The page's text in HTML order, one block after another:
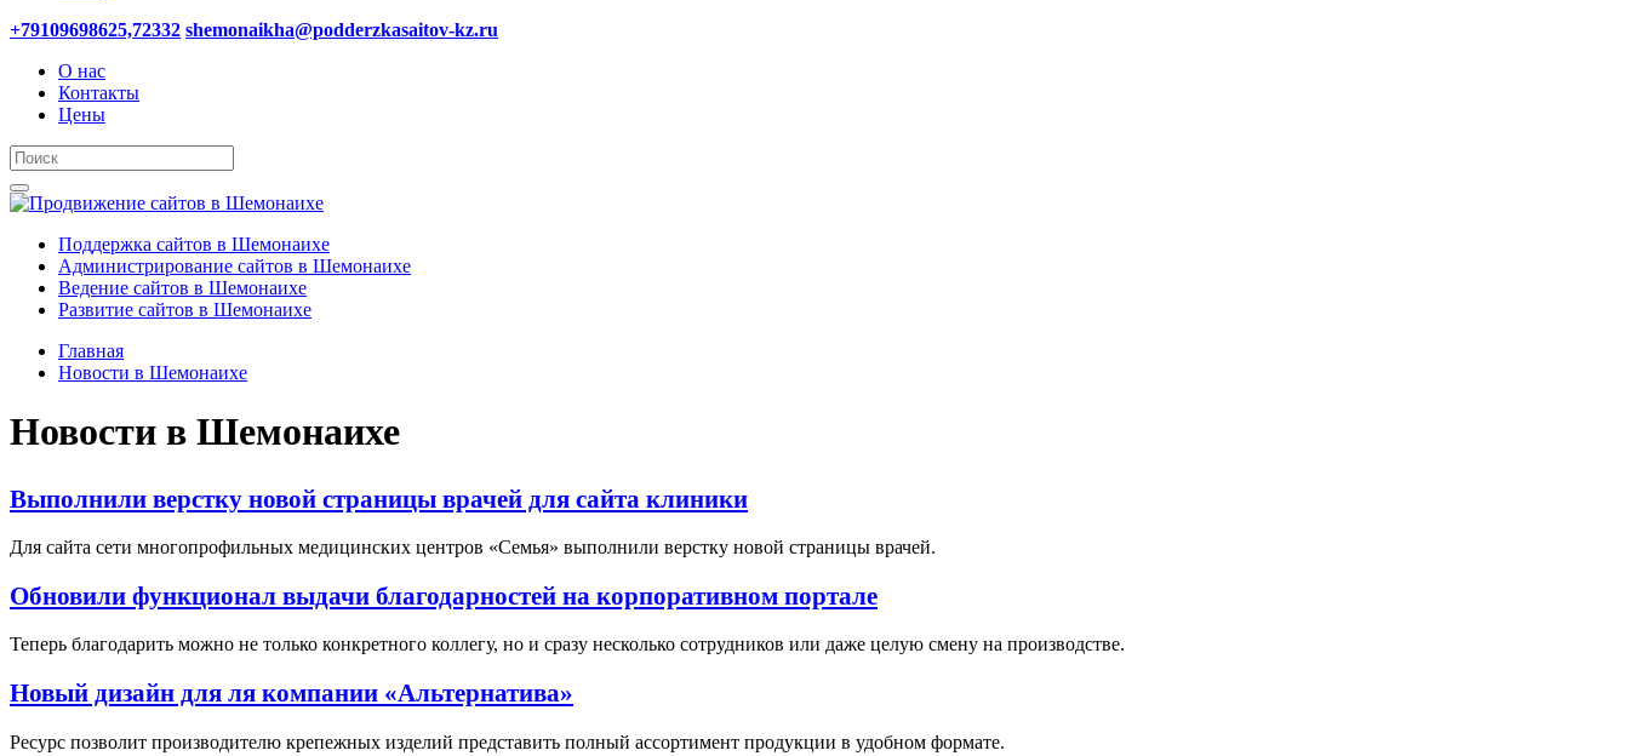
+79109698625,72332 shemonaikha@podderzkasaitov-kz.ru
О нас
Контакты
Цены
Поддержка сайтов в Шемонаихе
Администрирование сайтов в Шемонаихе
Ведение сайтов в Шемонаихе
Развитие сайтов в Шемонаихе
Главная
Новости в Шемонаихе
Новости в Шемонаихе
Выполнили верстку новой страницы врачей для сайта клиники
Для сайта сети многопрофильных медицинских центров «Семья» выполнили верстку новой страницы врачей.
Обновили функционал выдачи благодарностей на корпоративном портале
Теперь благодарить можно не только конкретного коллегу, но и сразу несколько сотрудников или даже целую смену на производстве.
Новый дизайн для ля компании «Альтернатива»
Ресурс позволит производителю крепежных изделий представить полный ассортимент продукции в удобном формате.